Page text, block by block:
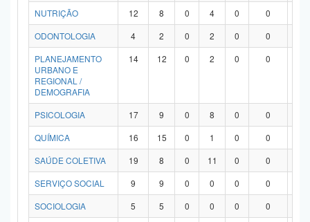
NUTRIÇÃO 12 8 0 4 0 0
ODONTOLOGIA
4 2 0 2 0 0
PLANEJAMENTO
URBANO E
REGIONAL /
DEMOGRAFIA
14 12 0 2 0 0
PSICOLOGIA 17 9 0 8 0 0
QUÍMICA
16 15 0 1 0 0
SAÚDE COLETIVA
19 8 0 11 0 0
SERVIÇO SOCIAL
9 9 0 0 0 0
SOCIOLOGIA
5 5 0 0 0 0